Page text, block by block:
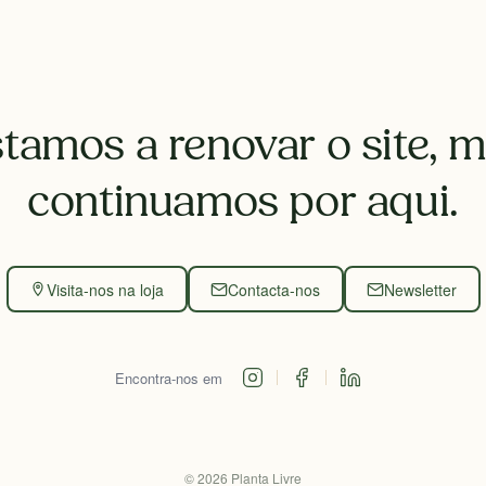
a renovar o site,
continuamos por aqui.
Visita-nos na loja Contacta-nos Newsletter
Encontra-nos em
©2026 Planta Livre